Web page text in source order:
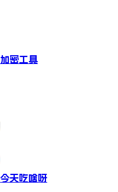
加密工具
今天吃啥呀